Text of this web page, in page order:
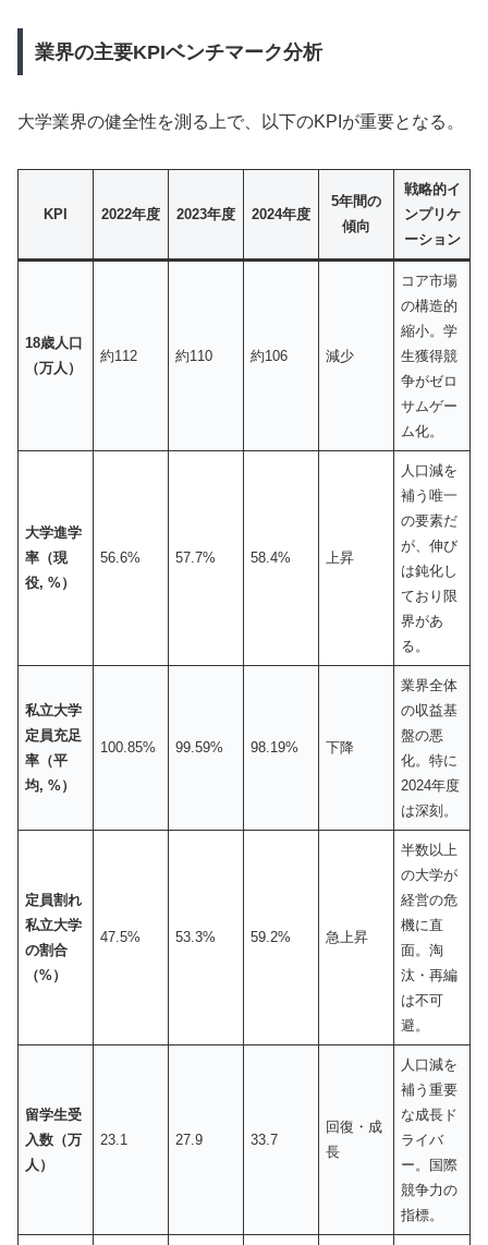
業界の主要KPIベンチマーク分析
大学業界の健全性を測る上で、以下のKPIが重要となる。
KPI 2022年度 2023年度 2024年度
5年間の
傾向
戦略的イ
ンプリケ
ーション
18歳人口
（万人）
約112 約110 約106 減少
コア市場
の構造的
縮小。学
生獲得競
争がゼロ
サムゲー
ム化。
大学進学
率（現
役, %）
56.6% 57.7% 58.4% 上昇
人口減を
補う唯一
の要素だ
が、伸び
は鈍化し
ており限
界があ
る。
私立大学
定員充足
率（平
均, %）
100.85% 99.59% 98.19% 下降
業界全体
の収益基
盤の悪
化。特に
2024年度
は深刻。
定員割れ
私立大学
の割合
（%）
47.5% 53.3% 59.2% 急上昇
半数以上
の大学が
経営の危
機に直
面。淘
汰・再編
は不可
避。
留学生受
入数（万
人）
23.1 27.9 33.7
回復・成
長
人口減を
補う重要
な成長ド
ライバ
ー。国際
競争力の
指標。